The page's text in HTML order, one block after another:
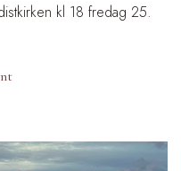
kl 18 fredag 25.